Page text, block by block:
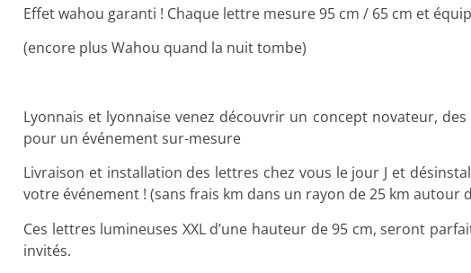
Effet wahou garanti ! Chaque lettre mesure 95 cm / 65 cm et
(encore plus Wahou quand la nuit tombe)
Lyonnais et lyonnaise venez découvrir un concept novateur,
pour un événement sur-mesure
Livraison et installation des lettres chez vous le jour J et
votre événement ! (sans frais km dans un rayon de 25 km autour
Ces lettres lumineuses XXL d’une hauteur de 95 cm, seront
invités.